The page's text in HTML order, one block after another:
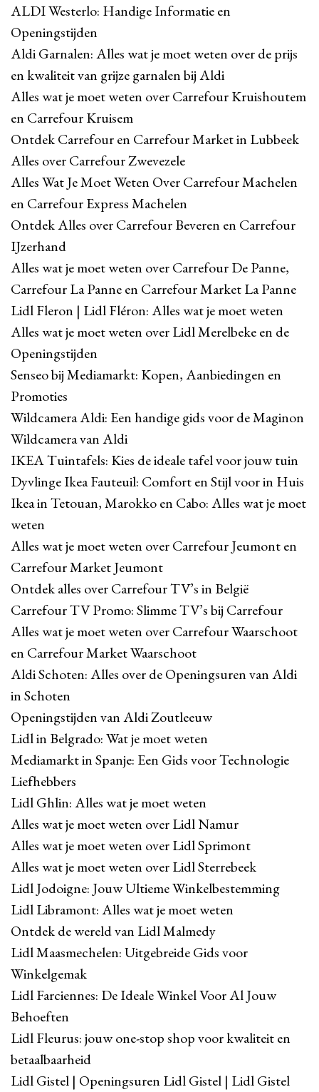
ALDI Westerlo: Handige Informatie en
Openingstijden
Aldi Garnalen: Alles wat je moet weten over de prijs
en kwaliteit van grijze garnalen bij Aldi
Alles wat je moet weten over Carrefour Kruishoutem
en Carrefour Kruisem
Ontdek Carrefour en Carrefour Market in Lubbeek
Alles over Carrefour Zwevezele
Alles Wat Je Moet Weten Over Carrefour Machelen
en Carrefour Express Machelen
Ontdek Alles over Carrefour Beveren en Carrefour
IJzerhand
Alles wat je moet weten over Carrefour De Panne,
Carrefour La Panne en Carrefour Market La Panne
Lidl Fleron | Lidl Fléron: Alles wat je moet weten
Alles wat je moet weten over Lidl Merelbeke en de
Openingstijden
Senseo bij Mediamarkt: Kopen, Aanbiedingen en
Promoties
Wildcamera Aldi: Een handige gids voor de Maginon
Wildcamera van Aldi
IKEA Tuintafels: Kies de ideale tafel voor jouw tuin
Dyvlinge Ikea Fauteuil: Comfort en Stijl voor in Huis
Ikea in Tetouan, Marokko en Cabo: Alles wat je moet
weten
Alles wat je moet weten over Carrefour Jeumont en
Carrefour Market Jeumont
Ontdek alles over Carrefour TV’s in België
Carrefour TV Promo: Slimme TV’s bij Carrefour
Alles wat je moet weten over Carrefour Waarschoot
en Carrefour Market Waarschoot
Aldi Schoten: Alles over de Openingsuren van Aldi
in Schoten
Openingstijden van Aldi Zoutleeuw
Lidl in Belgrado: Wat je moet weten
Mediamarkt in Spanje: Een Gids voor Technologie
Liefhebbers
Lidl Ghlin: Alles wat je moet weten
Alles wat je moet weten over Lidl Namur
Alles wat je moet weten over Lidl Sprimont
Alles wat je moet weten over Lidl Sterrebeek
Lidl Jodoigne: Jouw Ultieme Winkelbestemming
Lidl Libramont: Alles wat je moet weten
Ontdek de wereld van Lidl Malmedy
Lidl Maasmechelen: Uitgebreide Gids voor
Winkelgemak
Lidl Farciennes: De Ideale Winkel Voor Al Jouw
Behoeften
Lidl Fleurus: jouw one-stop shop voor kwaliteit en
betaalbaarheid
Lidl Gistel | Openingsuren Lidl Gistel | Lidl Gistel